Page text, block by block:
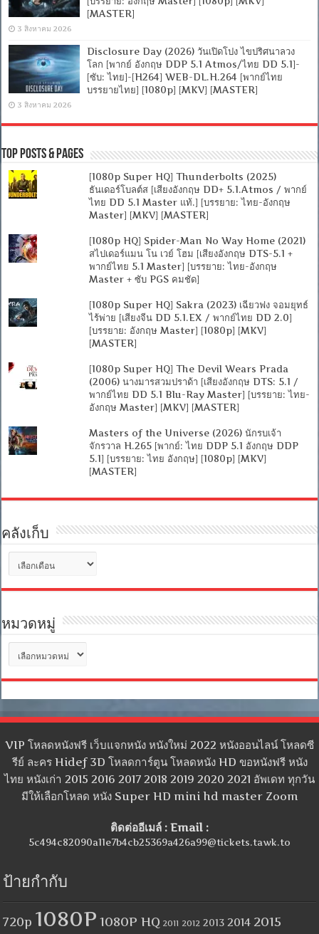
[MASTER]
3 สิงหาคม 2026
Disclosure Day (2026) วันเปิดโปง ไขปริศนาลวง
โลก [พากย์ อังกฤษ DDP 5.1 Atmos/ไทย DD 5.1]-
[ซับ: ไทย]-[H264] WEB-DL.H.264 [พากย์ไทย
บรรยายไทย] [1080p] [MKV] [MASTER]
3 สิงหาคม 2026
Top Posts & Pages
[1080p Super HQ] Thunderbolts (2025)
ธันเดอร์โบลต์ส [เสียงอังกฤษ DD+ 5.1.Atmos / พากย์
ไทย DD 5.1 Master แท้.] [บรรยาย: ไทย-อังกฤษ
Master] [MKV] [MASTER]
[1080p HQ] Spider-Man No Way Home (2021)
สไปเดอร์แมน โน เวย์ โฮม [เสียงอังกฤษ DTS-5.1 +
พากย์ไทย 5.1 Master] [บรรยาย: ไทย-อังกฤษ
Master + ซับ PGS คมชัด]
[1080p Super HQ] Sakra (2023) เฉียวฟง จอมยุทธ์
ไร้พ่าย [เสียงจีน DD 5.1.EX / พากย์ไทย DD 2.0]
[บรรยาย: อังกฤษ Master] [1080p] [MKV]
[MASTER]
[1080p Super HQ] The Devil Wears Prada
(2006) นางมารสวมปราด้า [เสียงอังกฤษ DTS: 5.1 /
พากย์ไทย DD 5.1 Blu-Ray Master] [บรรยาย: ไทย-
อังกฤษ Master] [MKV] [MASTER]
Masters of the Universe (2026) นักรบเจ้า
จักรวาล H.265 [พากย์: ไทย DDP 5.1 อังกฤษ DDP
5.1] [บรรยาย: ไทย อังกฤษ] [1080p] [MKV]
[MASTER]
คลังเก็บ
เก็บ
หมวดหมู่
หมู่
VIP โหลดหนังฟรี เว็บแจกหนัง หนังใหม่ 2022 หนังออนไลน์ โหลดซี
รีย์ ละคร Hidef 3D โหลดการ์ตูน โหลดหนัง HD ขอหนังฟรี หนัง
ไทย หนังเก่า 2015 2016 2017 2018 2019 2020 2021 อัพเดท ทุกวัน
มีให้เลือกโหลด หนัง Super HD mini hd master Zoom
ติดต่ออีเมล์ : Email :
5c494c82090a11e7b4cb25369a426a99@tickets.tawk.to
ป้ายกำกับ
720p 1080P 1080P HQ 2011 2012 2013 2014 2015